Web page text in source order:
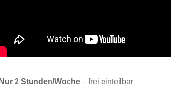
Nur 2 Stunden/Woche – frei einteilbar